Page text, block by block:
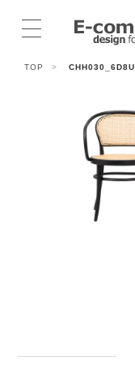
TOP > CHH030_6D8U